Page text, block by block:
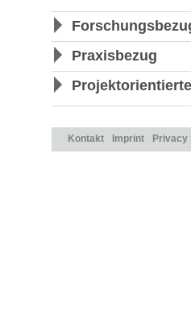
Praxisbezug
Kontakt Imprint Privacy